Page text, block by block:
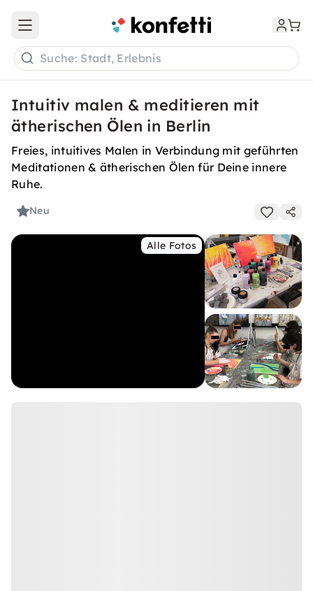
Open main menu
Suche: Stadt, Erlebnis
Intuitiv malen & meditieren mit
ätherischen Ölen in Berlin
Freies, intuitives Malen in Verbindung mit geführten
Meditationen & ätherischen Ölen für Deine innere
Ruhe.
Neu
Alle Fotos